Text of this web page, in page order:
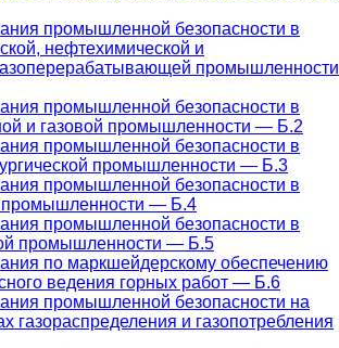
промышленной безопасности в
нефтехимической и
промышленности
промышленной безопасности в
и газовой промышленности — Б.2
промышленной безопасности в
промышленности — Б.3
промышленной безопасности в
промышленности — Б.4
промышленной безопасности в
промышленности — Б.5
по маркшейдерскому обеспечению
ведения горных работ — Б.6
промышленной безопасности на
газораспределения и газопотребления